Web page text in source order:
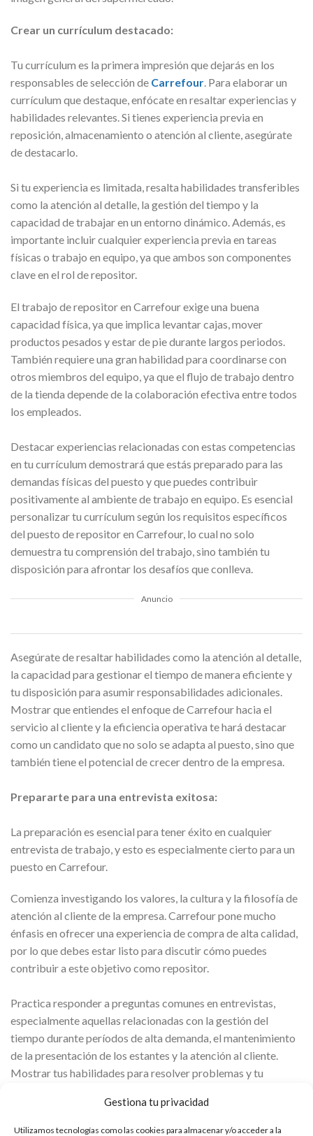
Gestiona tu privacidad
Utilizamos tecnologías como las cookies para almacenar y/o acceder a la
Crear un currículum destacado:
Tu currículum es la primera impresión que dejarás en los
responsables de selección de Carrefour. Para elaborar un
currículum que destaque, enfócate en resaltar experiencias y
habilidades relevantes. Si tienes experiencia previa en
reposición, almacenamiento o atención al cliente, asegúrate
de destacarlo.
Si tu experiencia es limitada, resalta habilidades transferibles
como la atención al detalle, la gestión del tiempo y la
capacidad de trabajar en un entorno dinámico. Además, es
importante incluir cualquier experiencia previa en tareas
físicas o trabajo en equipo, ya que ambos son componentes
clave en el rol de repositor.
El trabajo de repositor en Carrefour exige una buena
capacidad física, ya que implica levantar cajas, mover
productos pesados y estar de pie durante largos periodos.
También requiere una gran habilidad para coordinarse con
otros miembros del equipo, ya que el flujo de trabajo dentro
de la tienda depende de la colaboración efectiva entre todos
los empleados.
Destacar experiencias relacionadas con estas competencias
en tu currículum demostrará que estás preparado para las
demandas físicas del puesto y que puedes contribuir
positivamente al ambiente de trabajo en equipo. Es esencial
personalizar tu currículum según los requisitos específicos
del puesto de repositor en Carrefour, lo cual no solo
demuestra tu comprensión del trabajo, sino también tu
disposición para afrontar los desafíos que conlleva.
Anuncio
Asegúrate de resaltar habilidades como la atención al detalle,
la capacidad para gestionar el tiempo de manera eficiente y
tu disposición para asumir responsabilidades adicionales.
Mostrar que entiendes el enfoque de Carrefour hacia el
servicio al cliente y la eficiencia operativa te hará destacar
como un candidato que no solo se adapta al puesto, sino que
también tiene el potencial de crecer dentro de la empresa.
Prepararte para una entrevista exitosa:
La preparación es esencial para tener éxito en cualquier
entrevista de trabajo, y esto es especialmente cierto para un
puesto en Carrefour.
Comienza investigando los valores, la cultura y la filosofía de
atención al cliente de la empresa. Carrefour pone mucho
énfasis en ofrecer una experiencia de compra de alta calidad,
por lo que debes estar listo para discutir cómo puedes
contribuir a este objetivo como repositor.
Practica responder a preguntas comunes en entrevistas,
especialmente aquellas relacionadas con la gestión del
tiempo durante períodos de alta demanda, el mantenimiento
de la presentación de los estantes y la atención al cliente.
Mostrar tus habilidades para resolver problemas y tu
como un candidato comprometido con el crecimiento dentro
de la empresa.